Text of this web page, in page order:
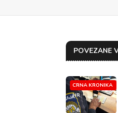
POVEZANE
CRNA KRONIKA
HR